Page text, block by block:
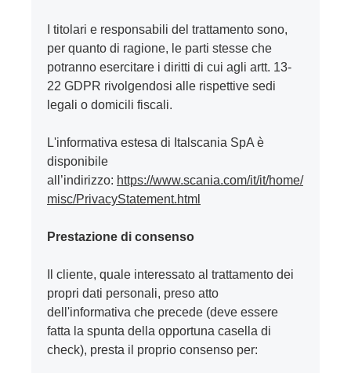
I titolari e responsabili del trattamento sono,
per quanto di ragione, le parti stesse che
potranno esercitare i diritti di cui agli artt. 13-
22 GDPR rivolgendosi alle rispettive sedi
legali o domicili fiscali.
L'informativa estesa di Italscania SpA è
disponibile
all’indirizzo: https://www.scania.com/it/it/home/
misc/PrivacyStatement.html
Prestazione di consenso
Il cliente, quale interessato al trattamento dei
propri dati personali, preso atto
dell'informativa che precede (deve essere
fatta la spunta della opportuna casella di
check), presta il proprio consenso per: